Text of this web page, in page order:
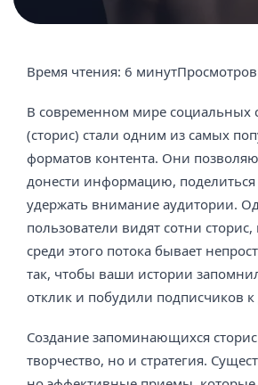
Время чтения: 6 минут
В современном мире социальных
(сторис) стали одним из самых
форматов контента. Они
донести информацию,
удержать внимание аудитории.
пользователи видят сотни
среди этого потока бывает
так, чтобы ваши истории
отклик и побудили подписчиков
Создание запоминающихся
творчество, но и стратегия.